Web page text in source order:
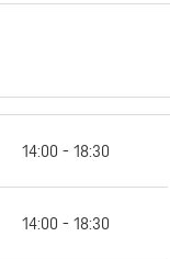
14:00 - 18:30
14:00 - 18:30